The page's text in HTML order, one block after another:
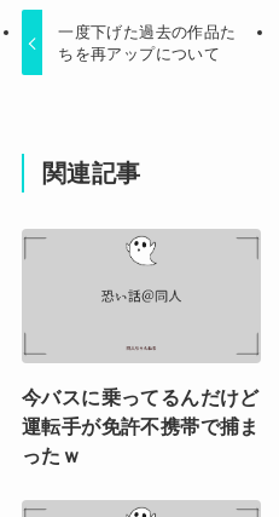
一度下げた過去の作品た
ちを再アップについて
関連記事
今バスに乗ってるんだけど
運転手が免許不携帯で捕ま
ったｗ